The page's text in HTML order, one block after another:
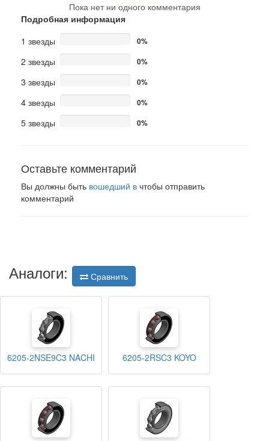
Пока нет ни одного комментария
Подробная информация
1 звезды
0%
2 звезды 0%
3 звезды 0%
4 звезды 0%
5 звезды 0%
Оставьте комментарий
Вы должны быть вошедший в чтобы отправить
комментарий
Аналоги: Сравнить
6205-2NSE9C3 NACHI 6205-2RSC3 KOYO